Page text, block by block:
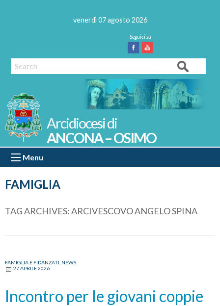
venerdì 07 agosto 2026
Facebook
Youtube
Search
FAMIGLIA
ANCONA – OSIMO
Menu
TAG ARCHIVES:ARCIVESCOVO ANGELO SPINA
FAMIGLIA E FIDANZATI NEWS
27 APRILE 2026
Incontro per le giovani coppie